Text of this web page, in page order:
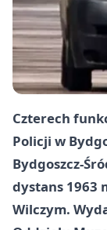
Czterech
Policji w
Bydgoszcz-
dystans 1963
Wilczym.